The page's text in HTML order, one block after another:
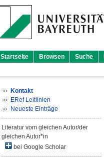
Startseite Browsen Suche
Kontakt
ERef Leitlinien
Neueste Einträge
Literatur vom gleichen Autor/der
gleichen Autor*in
bei Google Scholar